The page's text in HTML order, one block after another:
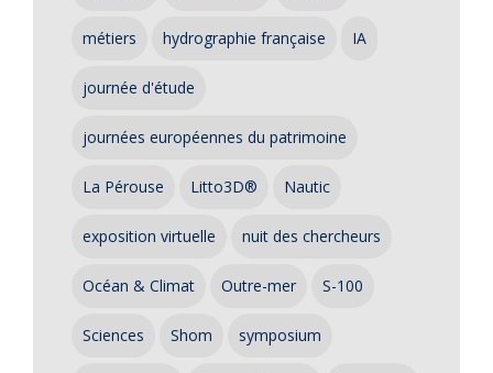
métiers hydrographie française IA
journée d'étude
journées européennes du patrimoine
La Pérouse Litto3D® Nautic
exposition virtuelle nuit des chercheurs
Océan & Climat Outre-mer S-100
Sciences Shom symposium